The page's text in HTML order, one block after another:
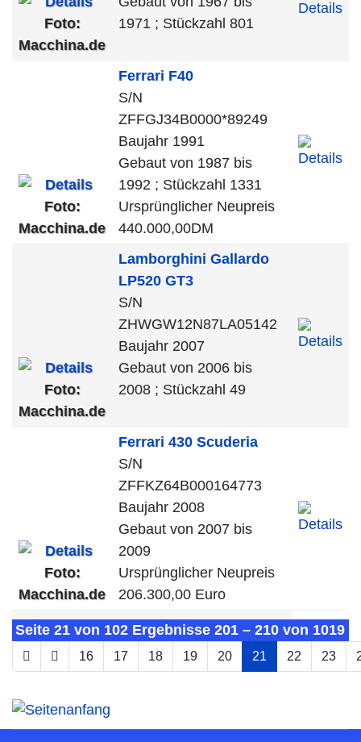
Foto:
Macchina.de
1971 ; Stückzahl 801
Foto:
Macchina.de
Ferrari F40
S/N
ZFFGJ34B0000*89249
Baujahr 1991
Gebaut von 1987 bis
1992 ; Stückzahl 1331
Ursprünglicher Neupreis
440.000,00DM
Foto:
Macchina.de
Lamborghini Gallardo
LP520 GT3
S/N
ZHWGW12N87LA05142
Baujahr 2007
Gebaut von 2006 bis
2008 ; Stückzahl 49
Foto:
Macchina.de
Ferrari 430 Scuderia
S/N
ZFFKZ64B000164773
Baujahr 2008
Gebaut von 2007 bis
2009
Ursprünglicher Neupreis
206.300,00 Euro
Seite 21 von 102 Ergebnisse 201 – 210 von 1019
16 17 18 19 20 21 22 23